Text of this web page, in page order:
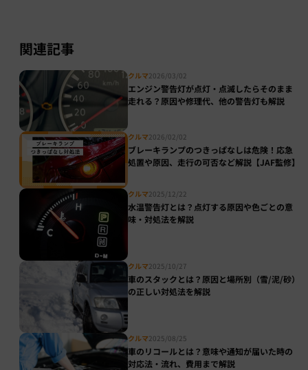
関連記事
クルマ2026/03/02
エンジン警告灯が点灯・点滅したらそのまま
走れる？原因や修理代、他の警告灯も解説
クルマ2026/02/02
ブレーキランプのつきっぱなしは危険！応急
処置や原因、走行の可否など解説【JAF監修】
クルマ2025/12/22
水温警告灯とは？点灯する原因や色ごとの意
味・対処法を解説
クルマ2025/10/27
車のスタックとは？原因と場所別（雪/泥/砂）
の正しい対処法を解説
クルマ2025/08/25
車のリコールとは？意味や通知が届いた時の
対応法・流れ、費用まで解説